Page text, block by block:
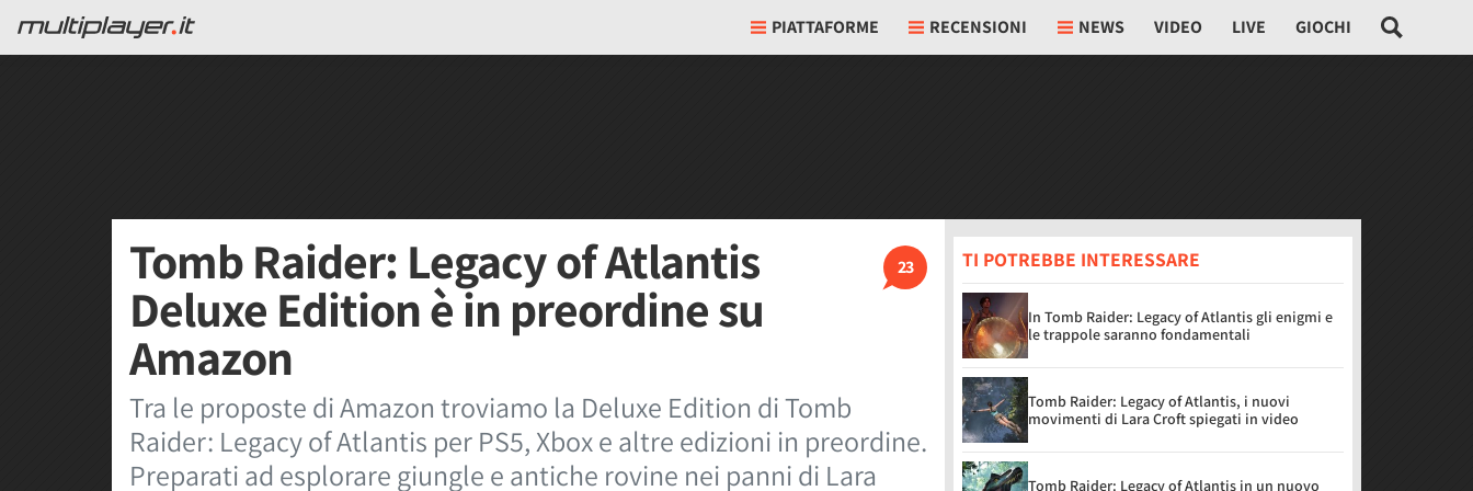
PIATTAFORME RECENSIONI NEWS VIDEO LIVE GIOCHI
23
Tomb Raider: Legacy of Atlantis
Deluxe Edition è in preordine su
Amazon
Tra le proposte di Amazon troviamo la Deluxe Edition di Tomb
Raider: Legacy of Atlantis per PS5, Xbox e altre edizioni in preordine.
Preparati ad esplorare giungle e antiche rovine nei panni di Lara
TI POTREBBE INTERESSARE
In Tomb Raider: Legacy of Atlantis gli enigmi e
le trappole saranno fondamentali
Tomb Raider: Legacy of Atlantis, i nuovi
movimenti di Lara Croft spiegati in video
Tomb Raider: Legacy of Atlantis in un nuovo